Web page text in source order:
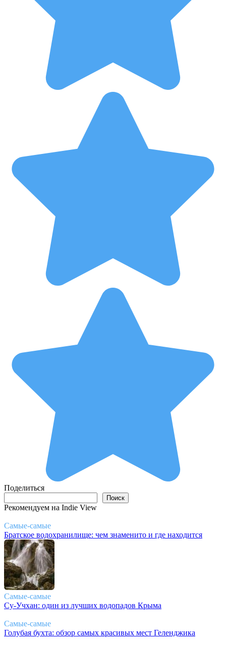
Поделиться
Поиск
Рекомендуем на Indie View
Самые-самые
Братское водохранилище: чем знаменито и где находится
Самые-самые
Су-Учхан: один из лучших водопадов Крыма
Самые-самые
Голубая бухта: обзор самых красивых мест Геленджика